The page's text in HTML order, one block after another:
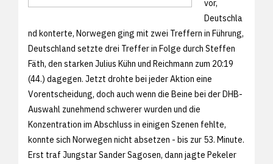
vor,
Deutschla
nd konterte, Norwegen ging mit zwei Treffern in Führung,
Deutschland setzte drei Treffer in Folge durch Steffen
Fäth, den starken Julius Kühn und Reichmann zum 20:19
(44.) dagegen. Jetzt drohte bei jeder Aktion eine
Vorentscheidung, doch auch wenn die Beine bei der DHB-
Auswahl zunehmend schwerer wurden und die
Konzentration im Abschluss in einigen Szenen fehlte,
konnte sich Norwegen nicht absetzen - bis zur 53. Minute.
Erst traf Jungstar Sander Sagosen, dann jagte Pekeler